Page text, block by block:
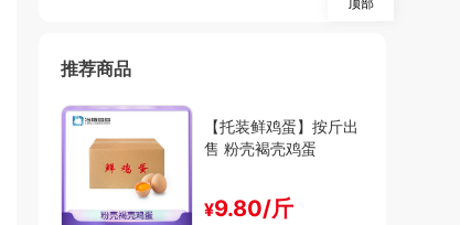
推荐商品
【托装鲜鸡蛋】按斤出
售 粉壳褐壳鸡蛋
¥9.80/斤